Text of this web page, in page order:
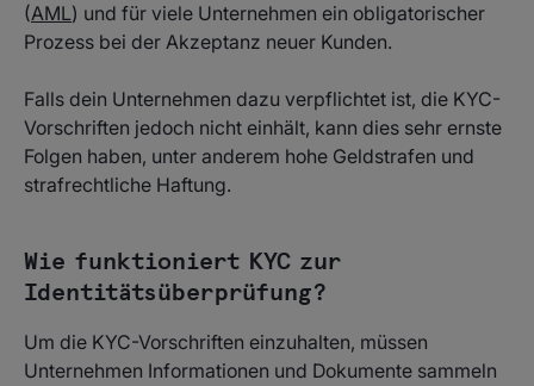
(AML) und für viele Unternehmen ein obligatorischer
Prozess bei der Akzeptanz neuer Kunden.
Falls dein Unternehmen dazu verpflichtet ist, die KYC-
Vorschriften jedoch nicht einhält, kann dies sehr ernste
Folgen haben, unter anderem hohe Geldstrafen und
strafrechtliche Haftung.
Wie funktioniert KYC zur
Identitätsüberprüfung?
Um die KYC-Vorschriften einzuhalten, müssen
Unternehmen Informationen und Dokumente sammeln